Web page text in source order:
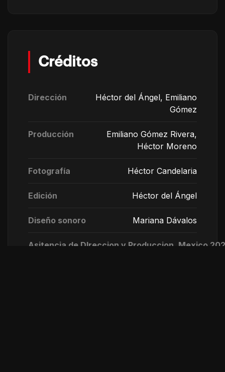
Créditos
Dirección
Héctor del Ángel, Emiliano
Gómez
Producción
Emiliano Gómez Rivera,
Héctor Moreno
Fotografía Héctor Candelaria
Edición Héctor del Ángel
Diseño sonoro Mariana Dávalos
Asitencia de DIreccion y Produccion. Mexico